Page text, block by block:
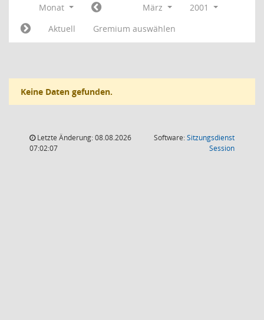
Monat März
2001
Aktuell
Gremium auswählen
Keine Daten gefunden.
Letzte Änderung: 08.08.2026
07:02:07
Software:Sitzungsdienst
Session(Wird in